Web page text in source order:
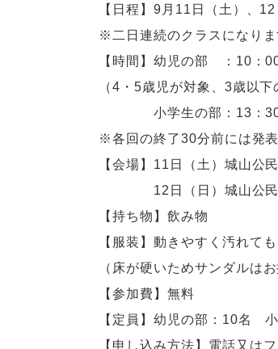
【日程】9月11日（土）、12
※二日連続のクラスになりま
【時間】幼児の部 ：10：
（4・5歳児が対象、3歳以
小学生の部：13：30〜
※各回の終了30分前には発
【会場】11日（土） 城山公
12日（日） 城山公
【持ち物】飲み物
【服装】動きやすく汚れて
（床が硬いためサンダルは
【参加費】無料
【定員】幼児の部：10名
【申し込み方法】電話又は